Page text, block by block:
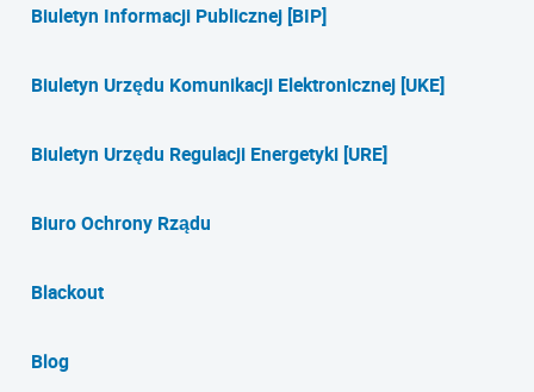
Biuletyn Informacji Publicznej [BIP]
Biuletyn Urzędu Komunikacji Elektronicznej [UKE]
Biuletyn Urzędu Regulacji Energetyki [URE]
Biuro Ochrony Rządu
Blackout
Blog